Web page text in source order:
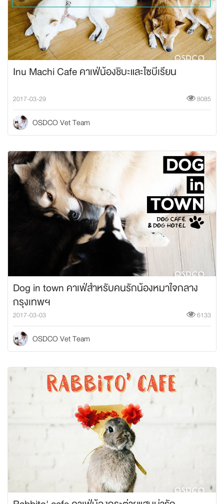
Inu Machi Cafe คาเฟ่น้องชิบะและไซบีเรียน
8085
2017-03-29
OSDCO Vet Team
Dog in town คาเฟ่สำหรับคนรักน้องหมาใจกลาง
กรุงเทพฯ
6133
2017-03-03
OSDCO Vet Team